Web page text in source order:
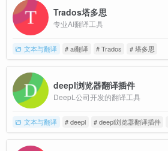
Trados塔多思
专业AI翻译工具
文本与翻译 # ai翻译 # Trados # 塔多思
deepl浏览器翻译插件
DeepL公司开发的翻译工具
文本与翻译 # deepl # deepl浏览器翻译插件